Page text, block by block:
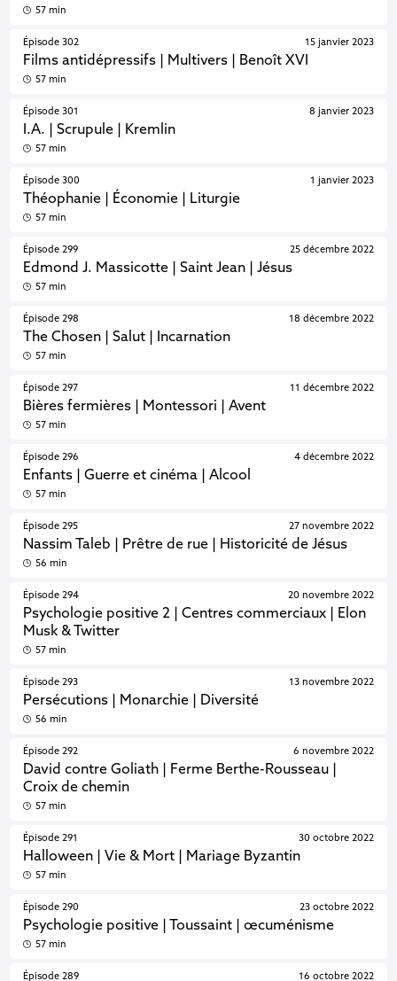
57 min
Épisode 302
Films antidépressifs | Multivers | Benoît XVI
15 janvier 2023
57 min
Épisode 301
I.A. | Scrupule | Kremlin
8 janvier 2023
57 min
Épisode 300
Théophanie | Économie | Liturgie
1 janvier 2023
57 min
Épisode 299
Edmond J. Massicotte | Saint Jean | Jésus
25 décembre 2022
57 min
Épisode 298
The Chosen | Salut | Incarnation
18 décembre 2022
57 min
Épisode 297
Bières fermières | Montessori | Avent
11 décembre 2022
57 min
Épisode 296
Enfants | Guerre et cinéma | Alcool
4 décembre 2022
57 min
Épisode 295
Nassim Taleb | Prêtre de rue | Historicité de Jésus
27 novembre 2022
56 min
Épisode 294
Psychologie positive 2 | Centres commerciaux | Elon
Musk & Twitter
20 novembre 2022
57 min
Épisode 293
Persécutions | Monarchie | Diversité
13 novembre 2022
56 min
Épisode 292
David contre Goliath | Ferme Berthe-Rousseau |
Croix de chemin
6 novembre 2022
57 min
Épisode 291
Halloween | Vie & Mort | Mariage Byzantin
30 octobre 2022
57 min
Épisode 290
Psychologie positive | Toussaint | œcuménisme
23 octobre 2022
57 min
Épisode 289 16 octobre 2022